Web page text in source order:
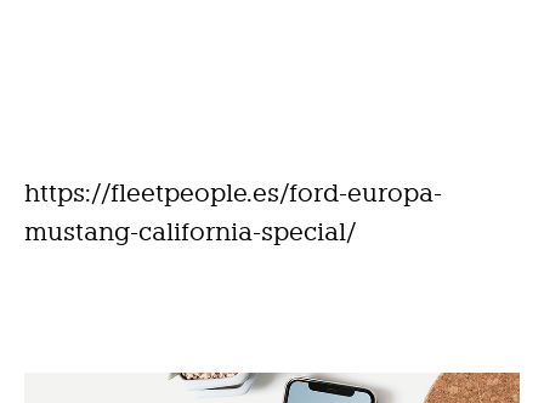
https://fleetpeople.es/ford-europa-
mustang-california-special/